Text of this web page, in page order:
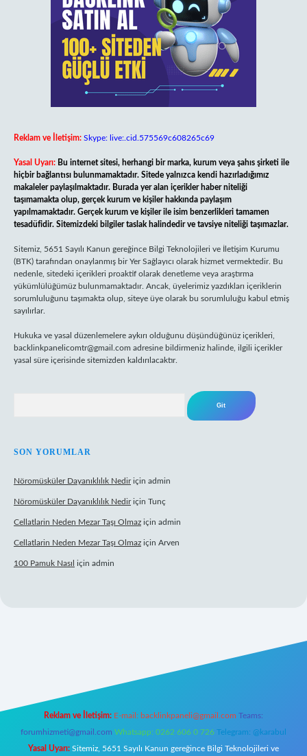
Reklam ve İletişim: Skype: live:.cid.575569c608265c69
Yasal Uyarı: Bu internet sitesi, herhangi bir marka, kurum veya şahıs şirketi ile
hiçbir bağlantısı bulunmamaktadır. Sitede yalnızca kendi hazırladığımız
makaleler paylaşılmaktadır. Burada yer alan içerikler haber niteliği
taşımamakta olup, gerçek kurum ve kişiler hakkında paylaşım
yapılmamaktadır. Gerçek kurum ve kişiler ile isim benzerlikleri tamamen
tesadüfidir. Sitemizdeki bilgiler taslak halindedir ve tavsiye niteliği taşımazlar.
Sitemiz, 5651 Sayılı Kanun gereğince Bilgi Teknolojileri ve İletişim Kurumu
(BTK) tarafından onaylanmış bir Yer Sağlayıcı olarak hizmet vermektedir. Bu
nedenle, sitedeki içerikleri proaktif olarak denetleme veya araştırma
yükümlülüğümüz bulunmamaktadır. Ancak, üyelerimiz yazdıkları içeriklerin
sorumluluğunu taşımakta olup, siteye üye olarak bu sorumluluğu kabul etmiş
sayılırlar.
Hukuka ve yasal düzenlemelere aykırı olduğunu düşündüğünüz içerikleri,
backlinkpanelicomtr@gmail.com adresine bildirmeniz halinde, ilgili içerikler
yasal süre içerisinde sitemizden kaldırılacaktır.
SON YORUMLAR
Nöromüsküler Dayanıklılık Nediriçin admin
Nöromüsküler Dayanıklılık Nediriçin Tunç
Cellatlarin Neden Mezar Taşı Olmaz için admin
Cellatlarin Neden Mezar Taşı Olmaz için Arven
100 Pamuk Nasıl için admin
Reklam ve İletişim: E-mail: backlinkpaneli@gmail.com Teams:
forumhizmeti@gmail.com Whatsapp: 0262 606 0 726 Telegram: @karabul
Yasal Uyarı: Sitemiz, 5651 Sayılı Kanun gereğince Bilgi Teknolojileri ve